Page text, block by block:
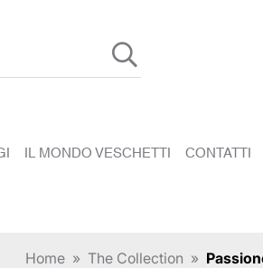
IL MONDO VESCHETTI CONTATTI
Home » The Collection »